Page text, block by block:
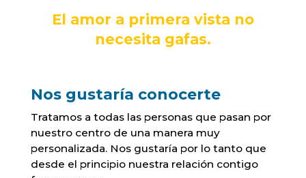
El amor a primera vista no
necesita gafas.
Nos gustaría conocerte
Tratamos a todas las personas que pasan por
nuestro centro de una manera muy
personalizada. Nos gustaría por lo tanto que
desde el principio nuestra relación contigo